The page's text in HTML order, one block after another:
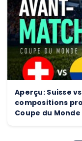
Aperçu: Suisse
compositions
Coupe du